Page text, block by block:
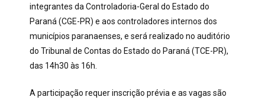
integrantes da Controladoria-Geral do Estado do
Paraná (CGE-PR) e aos controladores internos dos
municípios paranaenses, e será realizado no auditório
do Tribunal de Contas do Estado do Paraná (TCE-PR),
das 14h30 às 16h.
A participação requer inscrição prévia e as vagas são